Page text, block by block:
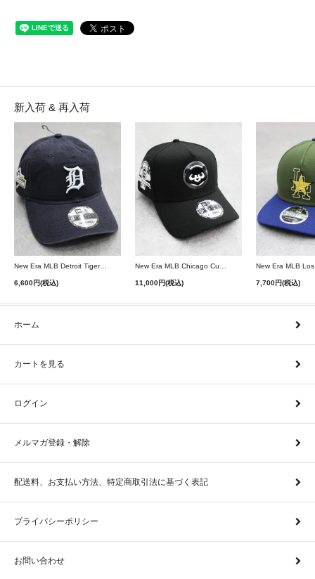
新入荷 & 再入荷
New Era MLB Detroit Tigers Postseason 9Twenty Strapback Cap - Navy
6,600円(税込) 11,000円(税込) 7,700円(税込)
ホーム
カートを見る
ログイン
メルマガ登録・解除
配送料、お支払い方法、特定商取引法に基づく表記
プライバシーポリシー
お問い合わせ